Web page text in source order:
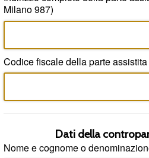
Milano 987)
Codice fiscale della parte assistita
Dati della
Nome e cognome o